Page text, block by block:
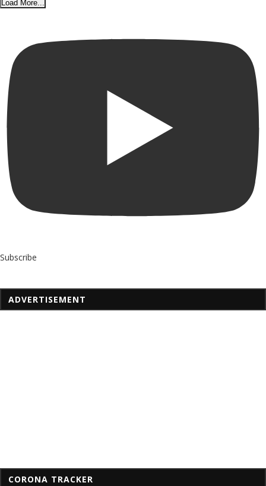
Load More...
Subscribe
ADVERTISEMENT
CORONA TRACKER